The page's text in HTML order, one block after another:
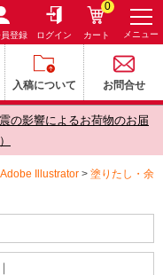
登録 ログイン カート
0
メニュー
入稿について お問合せ
の影響によるお荷物のお届
Adobe Illustrator > 塗りたし・余
｜